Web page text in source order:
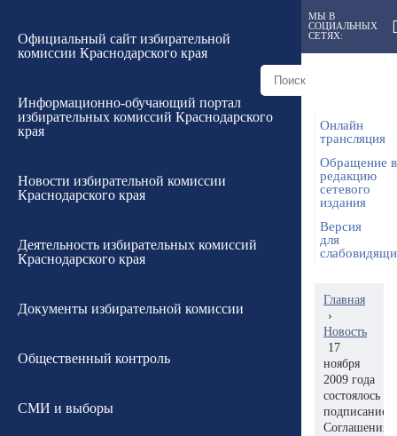
Официальный сайт избирательной
комиссии Краснодарского края
Информационно-обучающий портал
избирательных комиссий Краснодарского
края
Новости избирательной комиссии
Краснодарского края
Деятельность избирательных комиссий
Краснодарского края
Документы избирательной комиссии
Общественный контроль
СМИ и выборы
МЫ В
СОЦИАЛЬНЫХ
СЕТЯХ:
Онлайн
трансляция
Обращение в
редакцию
сетевого
издания
Версия
для
Главная
›
Новость
17
ноября
2009 года
состоялось
подписание
Соглашения